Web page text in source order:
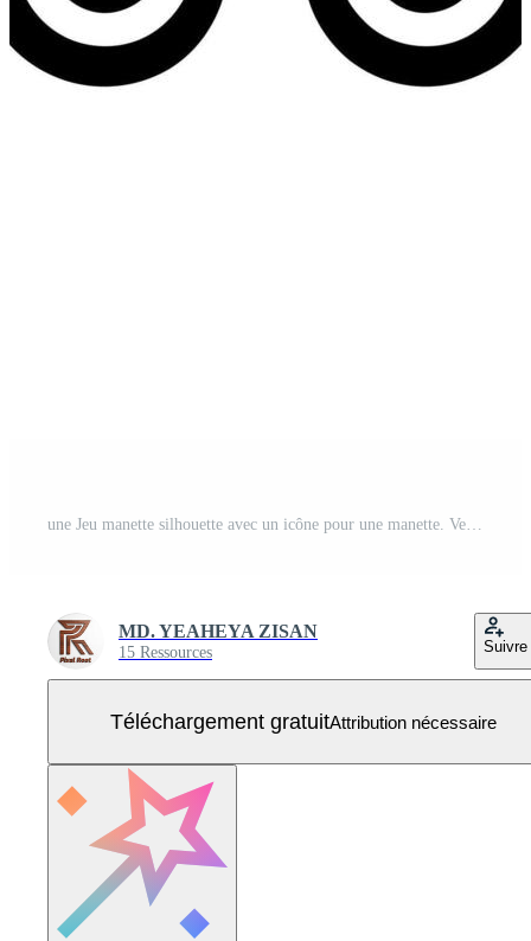
une Jeu manette silhouette avec un icône pour une manette. Vecteur Gratuit
MD. YEAHEYA ZISAN
15 Ressources Suivre
Téléchargement gratuitAttribution nécessaire